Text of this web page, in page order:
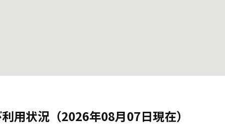
用状況（2026年08月07日現在）